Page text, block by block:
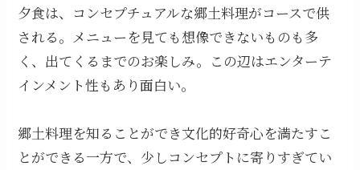
夕食は、コンセプチュアルな郷土料理がコースで供
される。メニューを見ても想像できないものも多
く、出てくるまでのお楽しみ。この辺はエンターテ
インメント性もあり面白い。
郷土料理を知ることができ文化的好奇心を満たすこ
とができる一方で、少しコンセプトに寄りすぎてい